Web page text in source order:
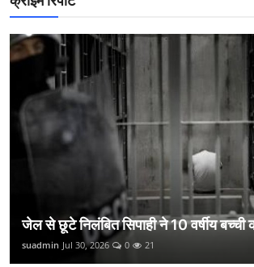
जेल से छूटे निलंबित सिपाही ने 10 वर्षीय बच्ची
suadmin Jul 30, 2026 0 21